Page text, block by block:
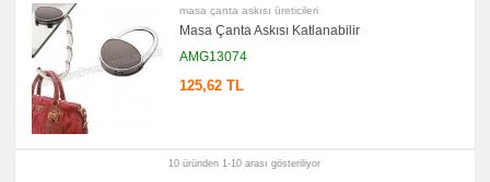
masa çanta askısı üreticileri
Masa Çanta Askısı Katlanabilir
AMG13074
125,62 TL
10 üründen 1-10 arası gösteriliyor
Bardak
Altlığı
&
Para
Tabağı
promosyon
Evrak
Çantası
&